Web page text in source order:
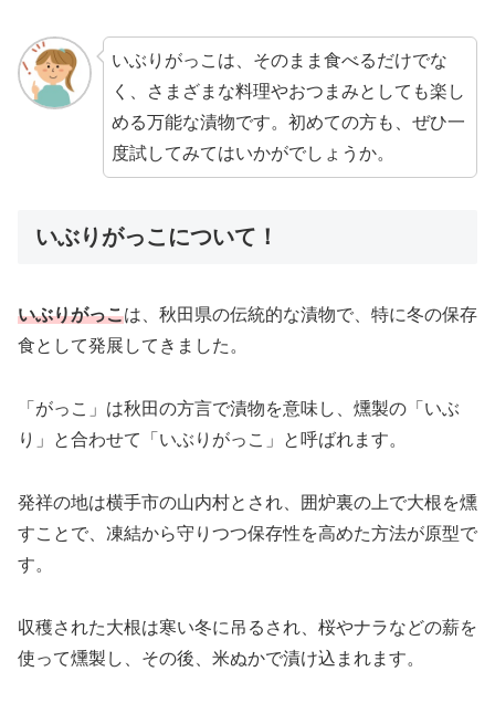
いぶりがっこは、そのまま食べるだけでな
く、さまざまな料理やおつまみとしても楽し
める万能な漬物です。初めての方も、ぜひ一
度試してみてはいかがでしょうか。
いぶりがっこについて！
いぶりがっこは、秋田県の伝統的な漬物で、特に冬の保存
食として発展してきました。
「がっこ」は秋田の方言で漬物を意味し、燻製の「いぶ
り」と合わせて「いぶりがっこ」と呼ばれます。
発祥の地は横手市の山内村とされ、囲炉裏の上で大根を燻
すことで、凍結から守りつつ保存性を高めた方法が原型で
す。
収穫された大根は寒い冬に吊るされ、桜やナラなどの薪を
使って燻製し、その後、米ぬかで漬け込まれます。